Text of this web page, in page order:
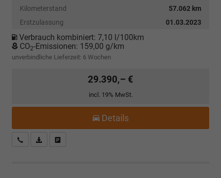
Kilometerstand
57.062 km
Erstzulassung
01.03.2023
Verbrauch kombiniert: 7,10 l/100km
CO2-Emissionen: 159,00 g/km
unverbindliche Lieferzeit: 6 Wochen
29.390,– €
incl. 19% MwSt.
Details
Kostenloser Rückruf-Service
PDF-Datei, Fahrzeugexposé drucken